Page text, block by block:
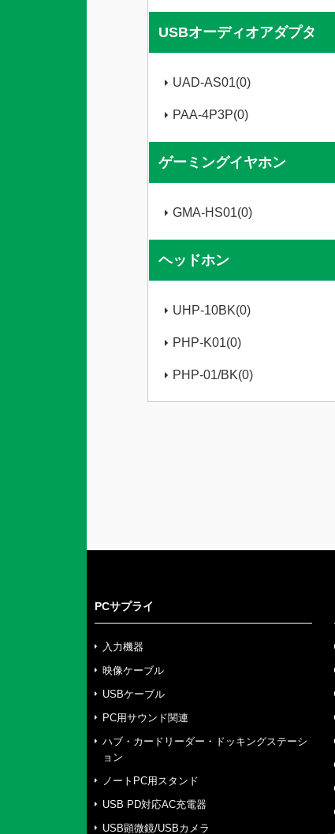
USBオーディオアダプタ
UAD-AS01(0)
PAA-4P3P(0)
ゲーミングイヤホン
GMA-HS01(0)
ヘッドホン
UHP-10BK(0)
PHP-K01(0)
PHP-01/BK(0)
PCサプライ
入力機器
映像ケーブル
USBケーブル
PC用サウンド関連
ハブ・カードリーダー・ドッキングステーシ
ョン
ノートPC用スタンド
USB PD対応AC充電器
USB顕微鏡/USBカメラ